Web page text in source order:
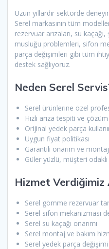
Uzun yıllardır sektörde
Serel markasının tüm
rezervuar arızaları, su
musluğu problemleri, sifon
parça değişimleri gibi tüm
destek sağlıyoruz.
Neden Serel
Serel ürünlerine özel
Hızlı arıza tespiti ve çözüm
Orijinal yedek parça
Uygun fiyat politikası
Garantili onarım ve
Güler yüzlü, müşteri odaklı
Hizmet Verdiğimiz
Serel gömme rezervuar
Serel sifon mekanizması
Serel su kaçağı onarımı
Serel montaj ve bakım
Serel yedek parça değişimi